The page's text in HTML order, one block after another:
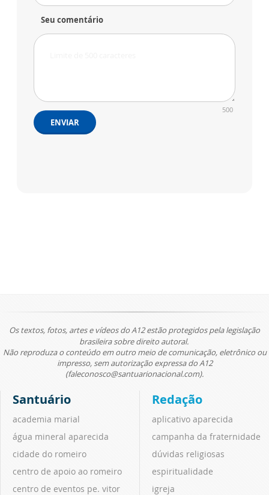
Seu comentário
500
ENVIAR
Os textos, fotos, artes e vídeos do A12 estão protegidos pela legislação
brasileira sobre direito autoral.
Não reproduza o conteúdo em outro meio de comunicação, eletrônico ou
impresso, sem autorização expressa do A12
(faleconosco@santuarionacional.com).
Santuário
academia marial
água mineral aparecida
cidade do romeiro
centro de apoio ao romeiro
centro de eventos pe. vitor
Redação
aplicativo aparecida
campanha da fraternidade
dúvidas religiosas
espiritualidade
igreja